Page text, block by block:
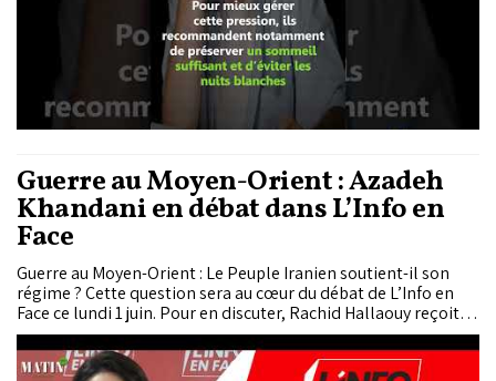
Guerre au Moyen-Orient : Azadeh
Khandani en débat dans L’Info en
Face
Guerre au Moyen-Orient : Le Peuple Iranien soutient-il son
régime ? Cette question sera au cœur du débat de L’Info en
Face ce lundi 1 juin. Pour en discuter, Rachid Hallaouy reçoit
Azadeh Khandani, spécialiste en sciences politiques et
affaires publiques.